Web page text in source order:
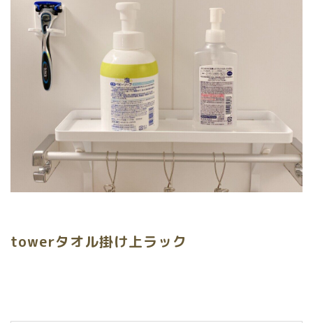
towerタオル掛け上ラック